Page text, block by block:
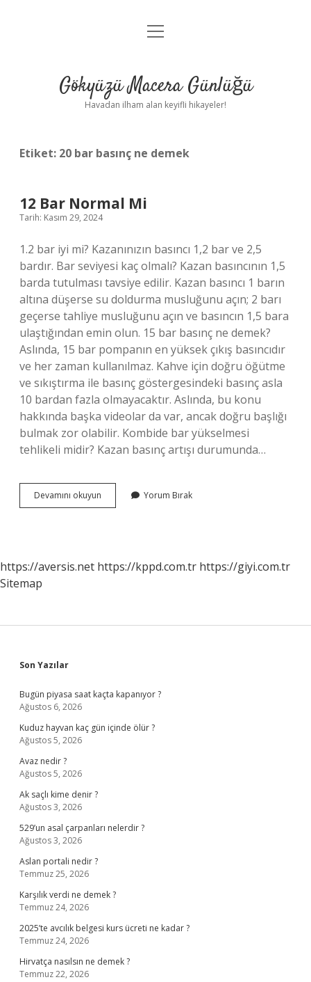
Anasayfa
Yasal Uyarı
menüyü
Gökyüzü Macera Günlüğü
Havadan ilham alan keyifli hikayeler!
Etiket: 20 bar basınç ne demek
12 Bar Normal Mi
Tarih: Kasım 29, 2024
1.2 bar iyi mi? Kazanınızın basıncı 1,2 bar ve 2,5
bardır. Bar seviyesi kaç olmalı? Kazan basıncının 1,5
barda tutulması tavsiye edilir. Kazan basıncı 1 barın
altına düşerse su doldurma musluğunu açın; 2 barı
geçerse tahliye musluğunu açın ve basıncın 1,5 bara
ulaştığından emin olun. 15 bar basınç ne demek?
Aslında, 15 bar pompanın en yüksek çıkış basıncıdır
ve her zaman kullanılmaz. Kahve için doğru öğütme
ve sıkıştırma ile basınç göstergesindeki basınç asla
10 bardan fazla olmayacaktır. Aslında, bu konu
hakkında başka videolar da var, ancak doğru başlığı
bulmak zor olabilir. Kombide bar yükselmesi
tehlikeli midir? Kazan basınç artışı durumunda…
Devamını okuyun
Bar
Yorum Bırak
https://aversis.net https://kppd.com.tr https://giyi.com.tr
Sitemap
Sidebar
Son Yazılar
Bugün piyasa saat kaçta kapanıyor ?
Ağustos 6, 2026
Kuduz hayvan kaç gün içinde ölür ?
Ağustos 5, 2026
Avaz nedir ?
Ağustos 5, 2026
Ak saçlı kime denir ?
Ağustos 3, 2026
529’un asal çarpanları nelerdir ?
Ağustos 3, 2026
Aslan portali nedir ?
Temmuz 25, 2026
Karşılık verdi ne demek ?
Temmuz 24, 2026
2025’te avcılık belgesi kurs ücreti ne kadar ?
Temmuz 24, 2026
Hirvatça nasılsın ne demek ?
Temmuz 22, 2026